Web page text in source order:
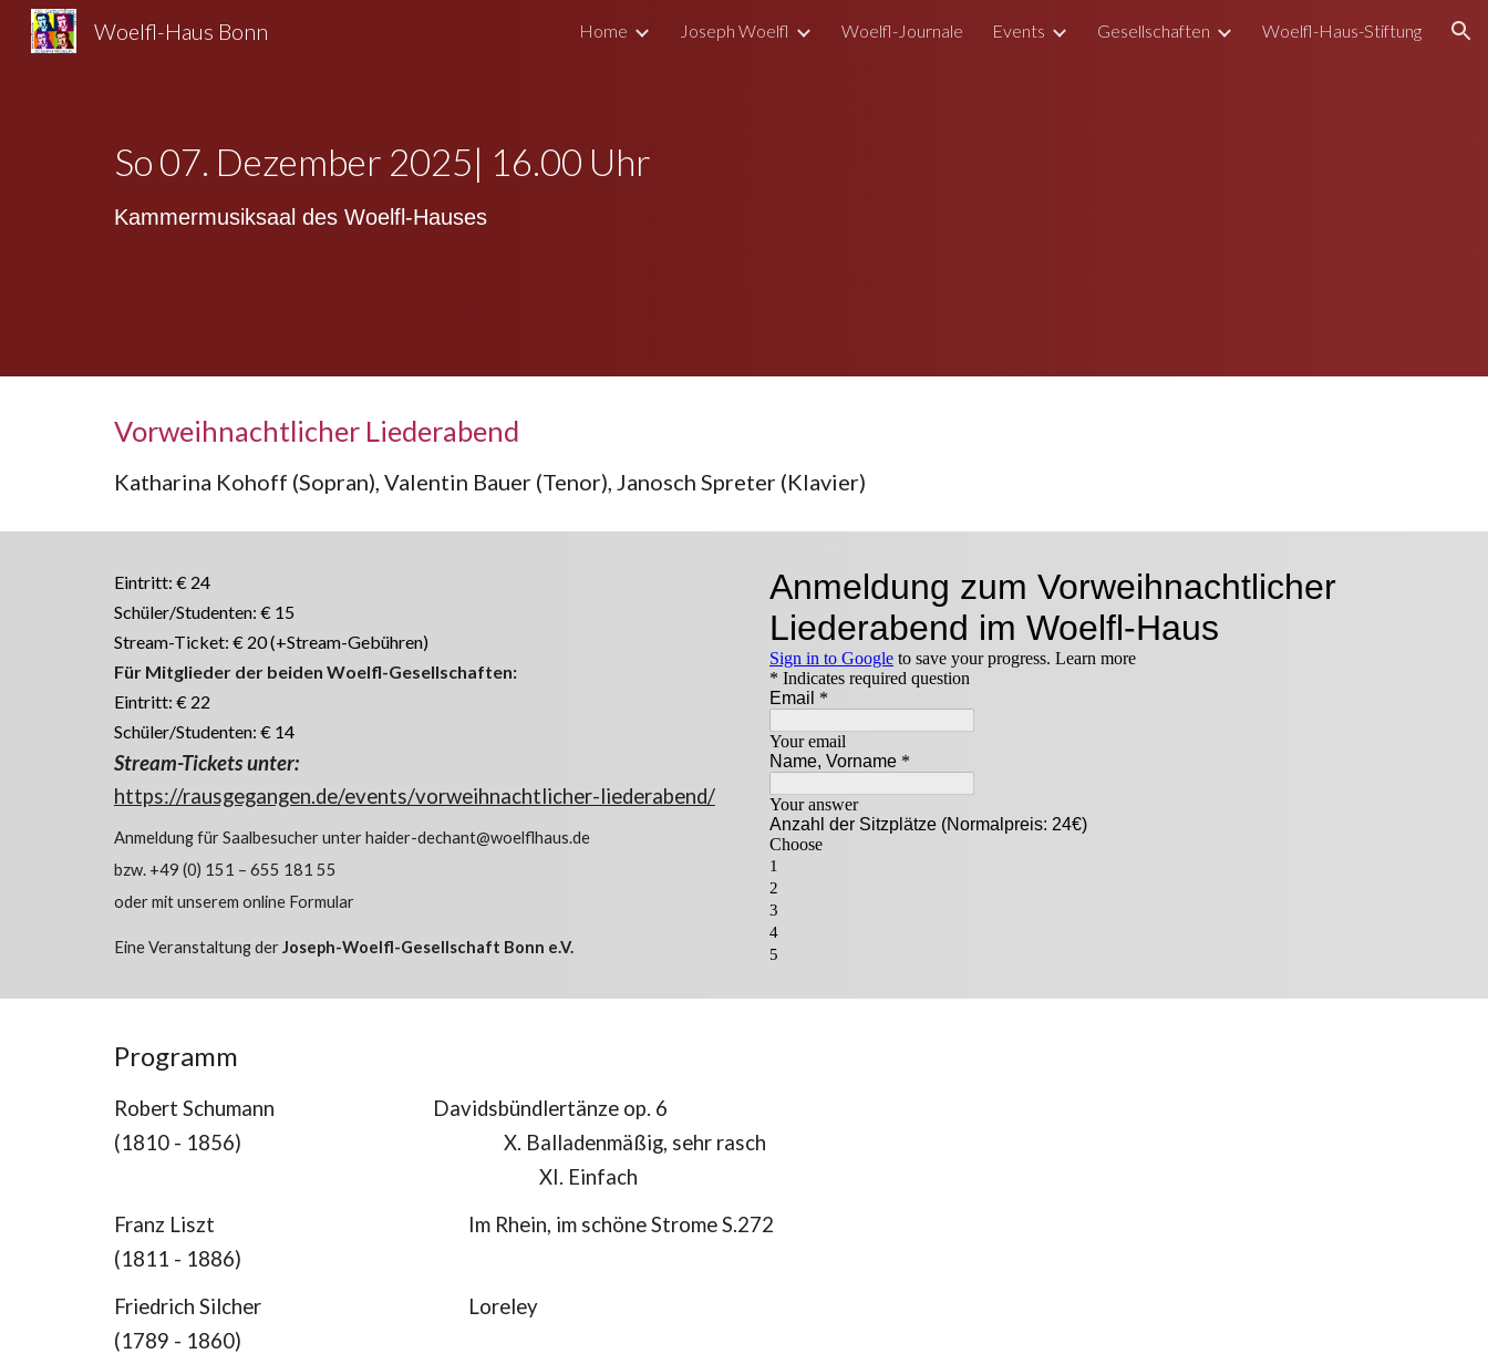
Skip to main content Skip to navigation
Woelfl-Haus Bonn Home Joseph Woelfl Woelfl-Journale Events Gesellschaften Woelfl-Haus-Stiftung
So 07. Dezember 2025| 16.00 Uhr
Kammermusiksaal des Woelfl-Hauses
Vorweihnachtlicher Liederabend
Katharina Kohoff (Sopran), Valentin Bauer (Tenor), Janosch Spreter (Klavier)
Eintritt: € 24
Schüler/Studenten: € 15
Stream-Ticket: € 20 (+Stream-Gebühren)
Für Mitglieder der beiden Woelfl-Gesellschaften:
Eintritt: € 22
Schüler/Studenten: € 14
Stream-Tickets unter:
https://rausgegangen.de/events/vorweihnachtlicher-liederabend/
Anmeldung für Saalbesucher unter haider-dechant@woelflhaus.de
bzw. +49 (0) 151 – 655 181 55
oder mit unserem online Formular
Eine Veranstaltung derJoseph-Woelfl-Gesellschaft Bonn e.V.
Programm
Robert Schumann
Davidsbündlertänze op. 6
(1810 - 1856)
X. Balladenmäßig, sehr rasch
XI. Einfach
Franz Liszt
Im Rhein, im schöne Strome S.272
(1811 - 1886)
Friedrich Silcher
Loreley
(1789 - 1860)